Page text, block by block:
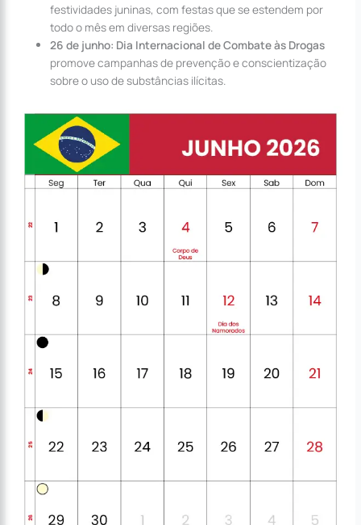
festividades juninas, com festas que se estendem por
todo o mês em diversas regiões.
26 de junho: Dia Internacional de Combate às Drogas
promove campanhas de prevenção e conscientização
sobre o uso de substâncias ilícitas.